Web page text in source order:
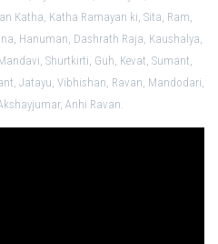
Katha, Katha Ramayan ki, Sita, Ram,
Hanuman, Dashrath Raja, Kaushalya,
Shurtkirti, Guh, Kevat, Sumant,
Jatayu, Vibhishan, Ravan, Mandodari,
Anhi Ravan.